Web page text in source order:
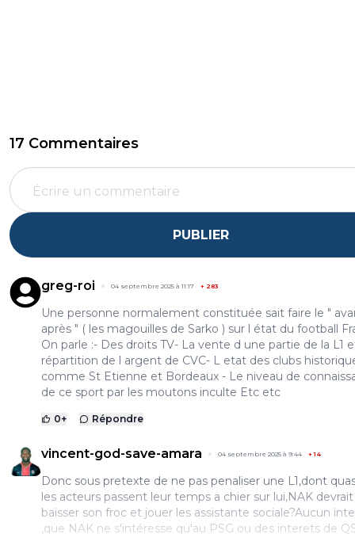
17 Commentaires
PUBLIER
greg-roi 04 septembre 2025 à 11:17 + 283
Une personne normalement constituée sait faire le "
après " ( les magouilles de Sarko ) sur l état du football
On parle :- Des droits TV- La vente d une partie de la L1
répartition de l argent de CVC- L etat des clubs
comme St Etienne et Bordeaux - Le niveau de
de ce sport par les moutons inculte Etc etc
0+ Répondre
vincent-god-save-amara 04 septembre 2025 à 9:44 +14
Donc sous pretexte de ne pas penaliser une L1,dont
les acteurs passent leur temps a chier sur lui,NAK devrait
baisser son froc et jouer les assistante sociale?Aucun
,que NAK ne s'intéresse qu'au PSG ou des interets de